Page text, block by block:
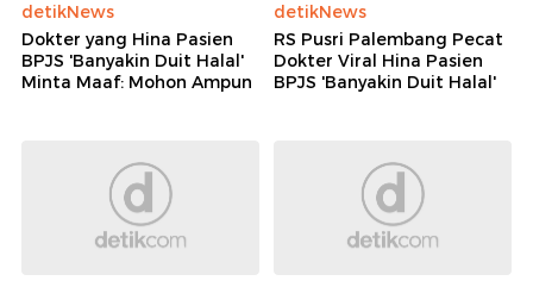
detikNews
Dokter yang Hina Pasien
BPJS 'Banyakin Duit Halal'
Minta Maaf: Mohon Ampun
detikNews
RS Pusri Palembang Pecat
Dokter Viral Hina Pasien
BPJS 'Banyakin Duit Halal'